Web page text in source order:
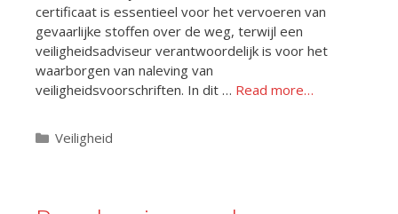
certificaat is essentieel voor het vervoeren van
gevaarlijke stoffen over de weg, terwijl een
veiligheidsadviseur verantwoordelijk is voor het
waarborgen van naleving van
veiligheidsvoorschriften. In dit … Read more…
Categorieën
Veiligheid